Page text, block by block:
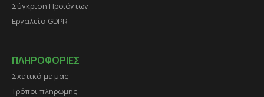
Σύγκριση Προϊόντων
Εργαλεία GDPR
ΠΛΗΡΟΦΟΡΙΕΣ
Σχετικά με μας
Τρόποι πληρωμής